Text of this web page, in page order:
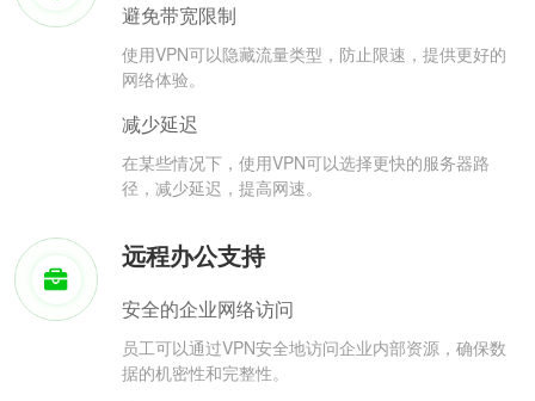
避免带宽限制
使用VPN可以隐藏流量类型，防止限速，提供更好的
网络体验。
减少延迟
在某些情况下，使用VPN可以选择更快的服务器路
径，减少延迟，提高网速。
远程办公支持
安全的企业网络访问
员工可以通过VPN安全地访问企业内部资源，确保数
据的机密性和完整性。